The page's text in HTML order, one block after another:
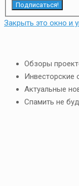
Подписаться!
Закрыть это окно и
Обзоры
Инвесторские
Актуальные
Спамить не